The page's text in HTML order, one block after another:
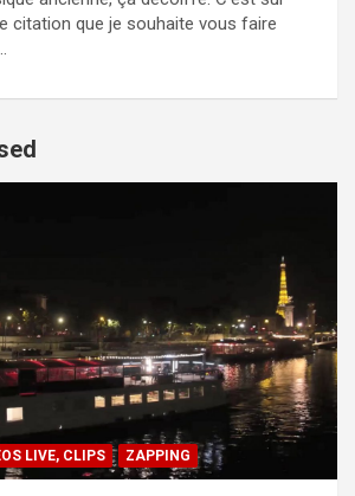
citation que je souhaite vous faire
LIVE, CLIPS ZAPPING